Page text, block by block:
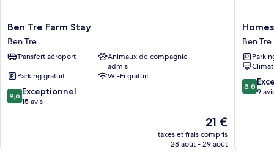
Ben
Tre
Farm
Stay
Tre
Ben Tre Farm Stay
Ben Tre
Transfert aéroport
Animaux de compagnie
admis
Parking gratuit
Wi-Fi gratuit
9.6
sur
9,6 Exceptionnel
15 avis
Le
nouveau
prix
21 €
taxes et frais compris
28 août - 29 août
Bao
Binh
Ben
Tre
Ben Tre
8.8
sur
8,8
9